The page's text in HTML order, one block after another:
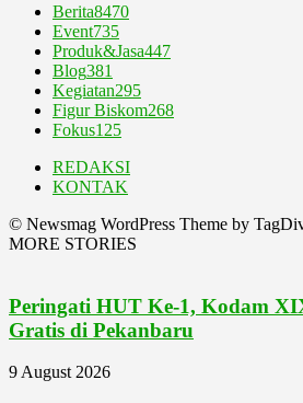
Berita8470
Event735
Produk&Jasa447
Blog381
Kegiatan295
Figur Biskom268
Fokus125
REDAKSI
KONTAK
© Newsmag WordPress Theme by
MORE STORIES
Peringati HUT Ke-1, Kodam
Gratis di Pekanbaru
9 August 2026